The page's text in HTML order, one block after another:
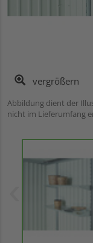
vergrößern
Abbildung dient der
nicht im Lieferumfang